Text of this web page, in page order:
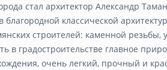
стал архитектор Александр
классической
строителей: каменной
в градостроительстве главное
очень легкий, прочный и